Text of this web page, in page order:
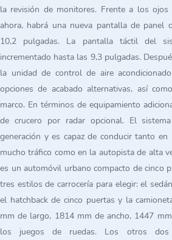
la revisión de monitores. Frente a los
ahora, habrá una nueva pantalla de panel
10,2 pulgadas. La pantalla táctil del
incrementado hasta las 9,3 pulgadas.
la unidad de control de aire
opciones de acabado alternativas, así
marco. En términos de equipamiento
de crucero por radar opcional. El
generación y es capaz de conducir tanto
mucho tráfico como en la autopista de alta
es un automóvil urbano compacto de cinco
tres estilos de carrocería para elegir: el
el hatchback de cinco puertas y la
mm de largo, 1814 mm de ancho, 1447
los juegos de ruedas. Los otros